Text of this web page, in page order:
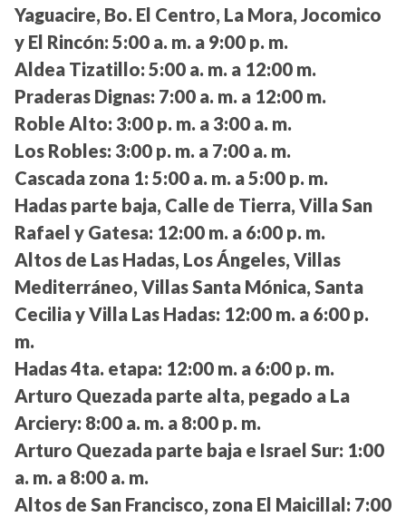
Yaguacire, Bo. El Centro, La Mora, Jocomico
y El Rincón: 5:00 a. m. a 9:00 p. m.
Aldea Tizatillo: 5:00 a. m. a 12:00 m.
Praderas Dignas: 7:00 a. m. a 12:00 m.
Roble Alto: 3:00 p. m. a 3:00 a. m.
Los Robles: 3:00 p. m. a 7:00 a. m.
Cascada zona 1: 5:00 a. m. a 5:00 p. m.
Hadas parte baja, Calle de Tierra, Villa San
Rafael y Gatesa: 12:00 m. a 6:00 p. m.
Altos de Las Hadas, Los Ángeles, Villas
Mediterráneo, Villas Santa Mónica, Santa
Cecilia y Villa Las Hadas: 12:00 m. a 6:00 p.
m.
Hadas 4ta. etapa: 12:00 m. a 6:00 p. m.
Arturo Quezada parte alta, pegado a La
Arciery: 8:00 a. m. a 8:00 p. m.
Arturo Quezada parte baja e Israel Sur: 1:00
a. m. a 8:00 a. m.
Altos de San Francisco, zona El Maicillal: 7:00